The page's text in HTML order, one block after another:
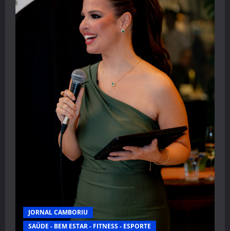
JORNAL CAMBORIU
SAÚDE - BEM ESTAR - FITNESS - ESPORTE